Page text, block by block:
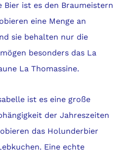
ist es den Braumeistern
eine Menge an
sie behalten nur die
besonders das La
La Thomassine.
ist es eine große
der Jahreszeiten
das Holunderbier
Eine echte